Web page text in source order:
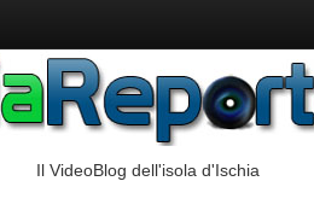
Il VideoBlog dell'isola d'Ischia